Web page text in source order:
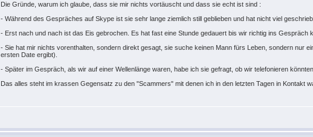
Die Gründe, warum ich glaube, dass sie mir nichts vortäuscht und dass sie echt ist sind :
- Während des Gespräches auf Skype ist sie sehr lange ziemlich still geblieben und hat nicht viel
- Erst nach und nach ist das Eis gebrochen. Es hat fast eine Stunde gedauert bis wir richtig ins Gespräch
- Sie hat mir nichts vorenthalten, sondern direkt gesagt, sie suche keinen Mann fürs Leben, sondern nur
ersten Date ergibt).
- Später im Gespräch, als wir auf einer Wellenlänge waren, habe ich sie gefragt, ob wir telefonieren
Das alles steht im krassen Gegensatz zu den "Scammers" mit denen ich in den letzten Tagen in Kontakt